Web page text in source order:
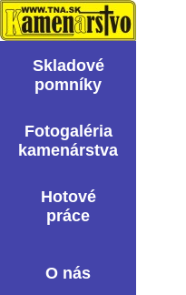
Skladové
pomní­ky
Fotogaléria
kamenárstva
Hotové
práce
O nás